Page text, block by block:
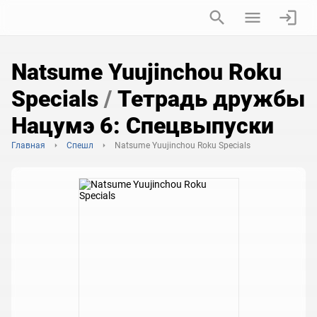
Natsume Yuujinchou Roku
Specials / Тетрадь дружбы
Нацумэ 6: Спецвыпуски
Главная Спешл Natsume Yuujinchou Roku Specials